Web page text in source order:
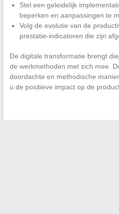
Stel een geleidelijk
beperken en aanpassingen te
Volg de evolutie van de
prestatie-indicatoren die zijn
De digitale transformatie brengt
de werkmethoden met zich mee.
doordachte en methodische
u de positieve impact op de